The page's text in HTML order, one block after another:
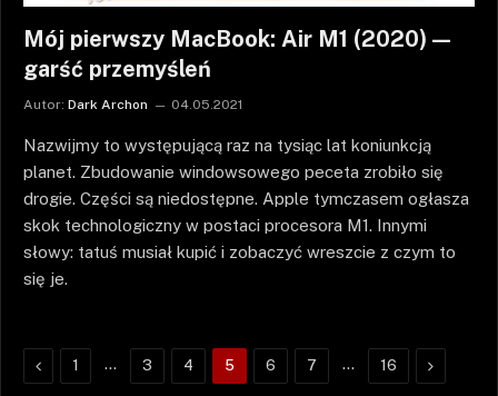
Mój pierwszy MacBook: Air M1 (2020) —
garść przemyśleń
Autor: Dark Archon 04.05.2021
Nazwijmy to występującą raz na tysiąc lat koniunkcją
planet. Zbudowanie windowsowego peceta zrobiło się
drogie. Części są niedostępne. Apple tymczasem ogłasza
skok technologiczny w postaci procesora M1. Innymi
słowy: tatuś musiał kupić i zobaczyć wreszcie z czym to
się je.
Poprzednie
1 … 3 4 5 6 7 … 16 Następne